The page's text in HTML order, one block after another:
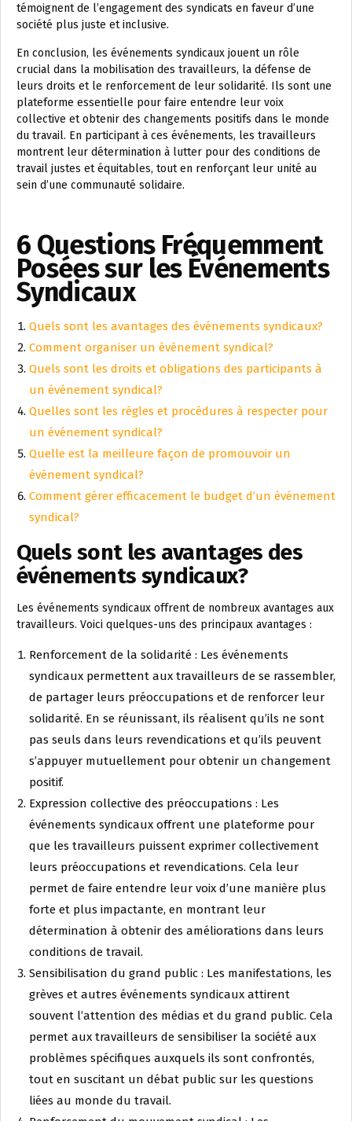
témoignent de l’engagement des syndicats en faveur d’une
société plus juste et inclusive.
En conclusion, les événements syndicaux jouent un rôle
crucial dans la mobilisation des travailleurs, la défense de
leurs droits et le renforcement de leur solidarité. Ils sont une
plateforme essentielle pour faire entendre leur voix
collective et obtenir des changements positifs dans le monde
du travail. En participant à ces événements, les travailleurs
montrent leur détermination à lutter pour des conditions de
travail justes et équitables, tout en renforçant leur unité au
sein d’une communauté solidaire.
6 Questions Fréquemment
Posées sur les Événements
Syndicaux
Quels sont les avantages des événements syndicaux?
Comment organiser un événement syndical?
Quels sont les droits et obligations des participants à
un événement syndical?
Quelles sont les règles et procédures à respecter pour
un événement syndical?
Quelle est la meilleure façon de promouvoir un
événement syndical?
Comment gérer efficacement le budget d’un événement
syndical?
Quels sont les avantages des
événements syndicaux?
Les événements syndicaux offrent de nombreux avantages aux
travailleurs. Voici quelques-uns des principaux avantages :
Renforcement de la solidarité : Les événements
syndicaux permettent aux travailleurs de se rassembler,
de partager leurs préoccupations et de renforcer leur
solidarité. En se réunissant, ils réalisent qu’ils ne sont
pas seuls dans leurs revendications et qu’ils peuvent
s’appuyer mutuellement pour obtenir un changement
positif.
Expression collective des préoccupations : Les
événements syndicaux offrent une plateforme pour
que les travailleurs puissent exprimer collectivement
leurs préoccupations et revendications. Cela leur
permet de faire entendre leur voix d’une manière plus
forte et plus impactante, en montrant leur
détermination à obtenir des améliorations dans leurs
conditions de travail.
Sensibilisation du grand public : Les manifestations, les
grèves et autres événements syndicaux attirent
souvent l’attention des médias et du grand public. Cela
permet aux travailleurs de sensibiliser la société aux
problèmes spécifiques auxquels ils sont confrontés,
tout en suscitant un débat public sur les questions
liées au monde du travail.